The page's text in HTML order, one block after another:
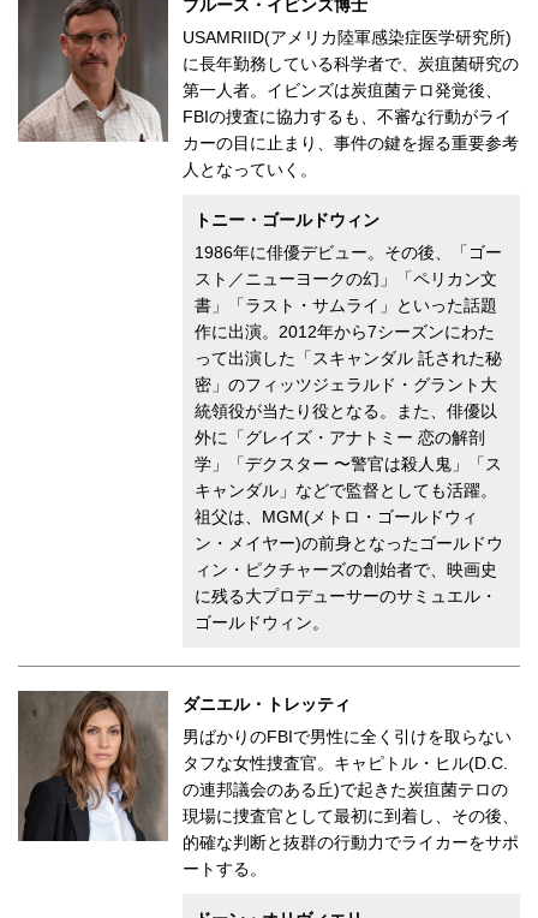
ブルース・イビンズ博士
USAMRIID(アメリカ陸軍感染症医学研究所)
に長年勤務している科学者で、炭疽菌研究の
第一人者。イビンズは炭疽菌テロ発覚後、
FBIの捜査に協力するも、不審な行動がライ
カーの目に止まり、事件の鍵を握る重要参考
人となっていく。
トニー・ゴールドウィン
1986年に俳優デビュー。その後、「ゴー
スト／ニューヨークの幻」「ペリカン文
書」「ラスト・サムライ」といった話題
作に出演。2012年から7シーズンにわた
って出演した「スキャンダル 託された秘
密」のフィッツジェラルド・グラント大
統領役が当たり役となる。また、俳優以
外に「グレイズ・アナトミー 恋の解剖
学」「デクスター 〜警官は殺人鬼」「ス
キャンダル」などで監督としても活躍。
祖父は、MGM(メトロ・ゴールドウィ
ン・メイヤー)の前身となったゴールドウ
ィン・ピクチャーズの創始者で、映画史
に残る大プロデューサーのサミュエル・
ゴールドウィン。
ダニエル・トレッティ
男ばかりのFBIで男性に全く引けを取らない
タフな女性捜査官。キャピトル・ヒル(D.C.
の連邦議会のある丘)で起きた炭疽菌テロの
現場に捜査官として最初に到着し、その後、
的確な判断と抜群の行動力でライカーをサポ
ートする。